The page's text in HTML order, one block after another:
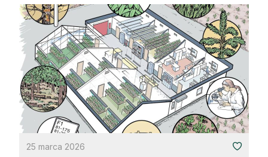
25 marca 2026